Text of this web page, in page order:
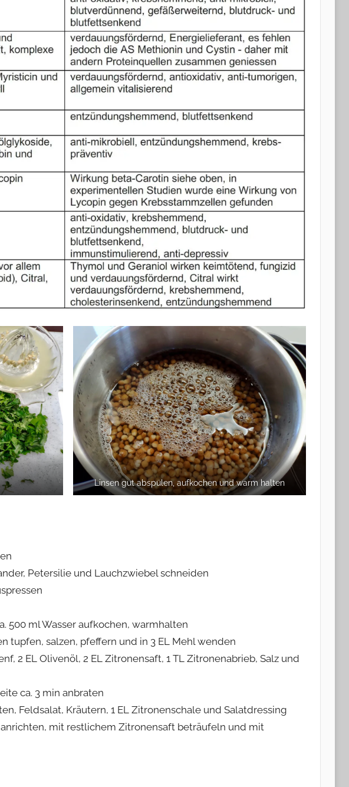
Linsen gut abspülen, aufkochen und warm halten
Petersilie und Lauchzwiebel schneiden
500 ml Wasser aufkochen, warmhalten
tupfen, salzen, pfeffern und in 3 EL Mehl wenden
2 EL Olivenöl, 2 EL Zitronensaft, 1 TL Zitronenabrieb, Salz und
ca. 3 min anbraten
Feldsalat, Kräutern, 1 EL Zitronenschale und Salatdressing
anrichten, mit restlichem Zitronensaft beträufeln und mit